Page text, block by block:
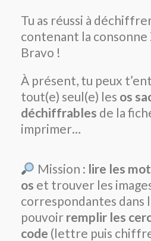
Tu as réussi à
contenant la consonne
Bravo !
À présent, tu peux
tout(e) seul(e) les os
déchiffrables de la
imprimer…
Mission : lire les
os et trouver les
correspondantes dans
pouvoir remplir les
code (lettre puis